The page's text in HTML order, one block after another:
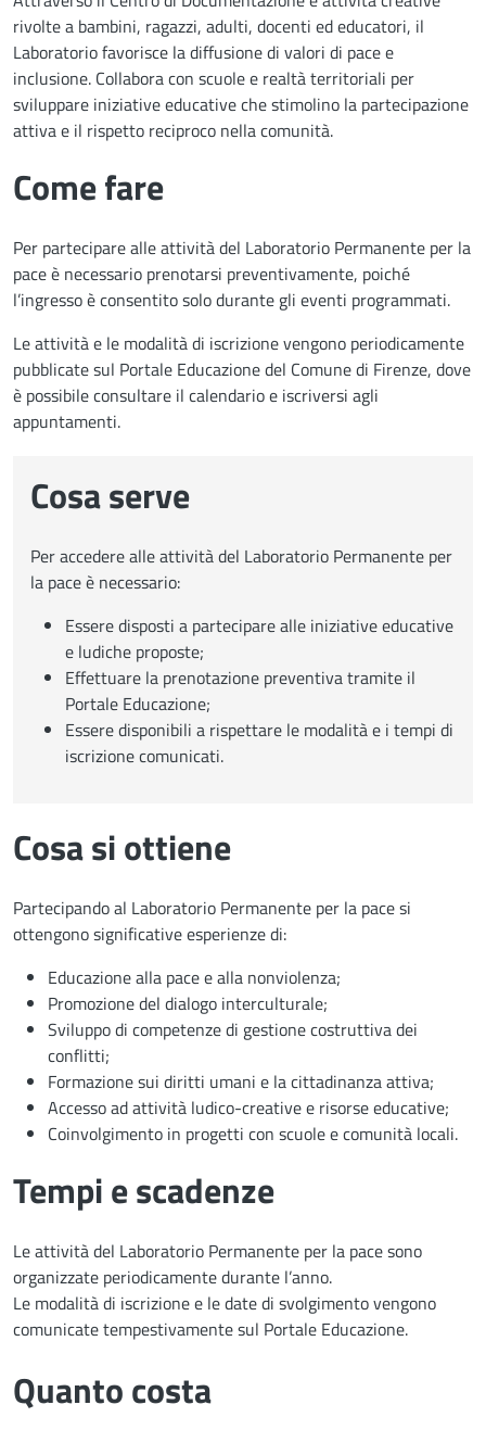
rivolte a bambini, ragazzi, adulti, docenti ed educatori, il
Laboratorio favorisce la diffusione di valori di pace e
inclusione. Collabora con scuole e realtà territoriali per
sviluppare iniziative educative che stimolino la partecipazione
attiva e il rispetto reciproco nella comunità.
Come fare
Per partecipare alle attività del Laboratorio Permanente per la
pace è necessario prenotarsi preventivamente, poiché
l’ingresso è consentito solo durante gli eventi programmati.
Le attività e le modalità di iscrizione vengono periodicamente
pubblicate sul Portale Educazione del Comune di Firenze, dove
è possibile consultare il calendario e iscriversi agli
appuntamenti.
Cosa serve
Per accedere alle attività del Laboratorio Permanente per
la pace è necessario:
Essere disposti a partecipare alle iniziative educative
e ludiche proposte;
Effettuare la prenotazione preventiva tramite il
Portale Educazione;
Essere disponibili a rispettare le modalità e i tempi di
iscrizione comunicati.
Cosa si ottiene
Partecipando al Laboratorio Permanente per la pace si
ottengono significative esperienze di:
Educazione alla pace e alla nonviolenza;
Promozione del dialogo interculturale;
Sviluppo di competenze di gestione costruttiva dei
conflitti;
Formazione sui diritti umani e la cittadinanza attiva;
Accesso ad attività ludico-creative e risorse educative;
Coinvolgimento in progetti con scuole e comunità locali.
Tempi e scadenze
Le attività del Laboratorio Permanente per la pace sono
organizzate periodicamente durante l’anno.
Le modalità di iscrizione e le date di svolgimento vengono
comunicate tempestivamente sul Portale Educazione.
Quanto costa